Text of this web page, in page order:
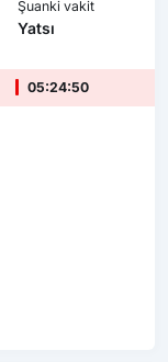
Şuanki vakit
Yatsı
05:24:48